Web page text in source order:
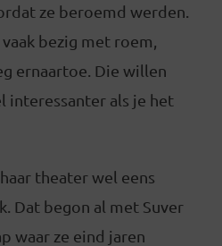
ze beroemd werden.
bezig met roem,
ernaartoe. Die willen
interessanter als je het
theater wel eens
Dat begon al met Suver
waar ze eind jaren